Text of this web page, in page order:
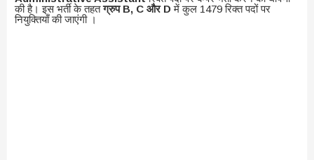
की है। इस भर्ती के तहतग्रुप B, C और Dमें कुल 1479 रिक्त पदों पर
नियुक्तियाँ की जाएंगी ।